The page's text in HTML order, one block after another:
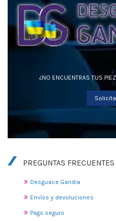
¿NO ENCUENTRAS TUS
PREGUNTAS FRECUENTES
Desguace Gandia
Envíos y devoluciones
Pago seguro